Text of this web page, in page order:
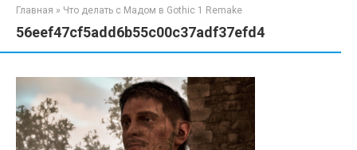
Главная » Что делать с Мадом в Gothic 1 Remake
56eef47cf5add6b55c00c37adf37efd4